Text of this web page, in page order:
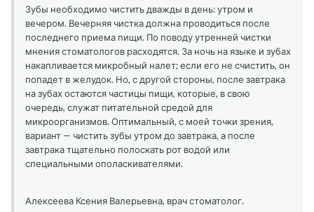
Зубы необходимо чистить дважды в день: утром и
вечером. Вечерняя чистка должна проводиться после
последнего приема пищи. По поводу утренней чистки
мнения стоматологов расходятся. За ночь на языке и зубах
накапливается микробный налет; если его не счистить, он
попадет в желудок. Но, с другой стороны, после завтрака
на зубах остаются частицы пищи, которые, в свою
очередь, служат питательной средой для
микроорганизмов. Оптимальный, с моей точки зрения,
вариант — чистить зубы утром до завтрака, а после
завтрака тщательно полоскать рот водой или
специальными ополаскивателями.
Алексеева Ксения Валерьевна, врач стоматолог.